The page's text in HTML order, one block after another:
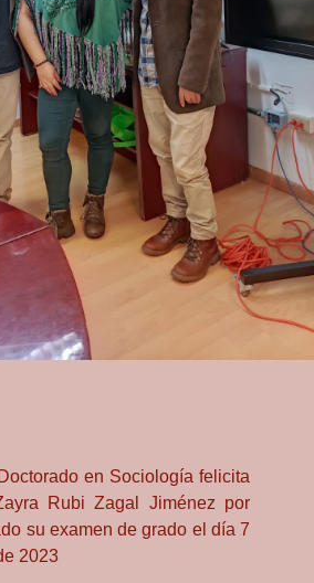
en Sociología felicita
Rubi Zagal Jiménez por
su examen de grado el día 7
2023